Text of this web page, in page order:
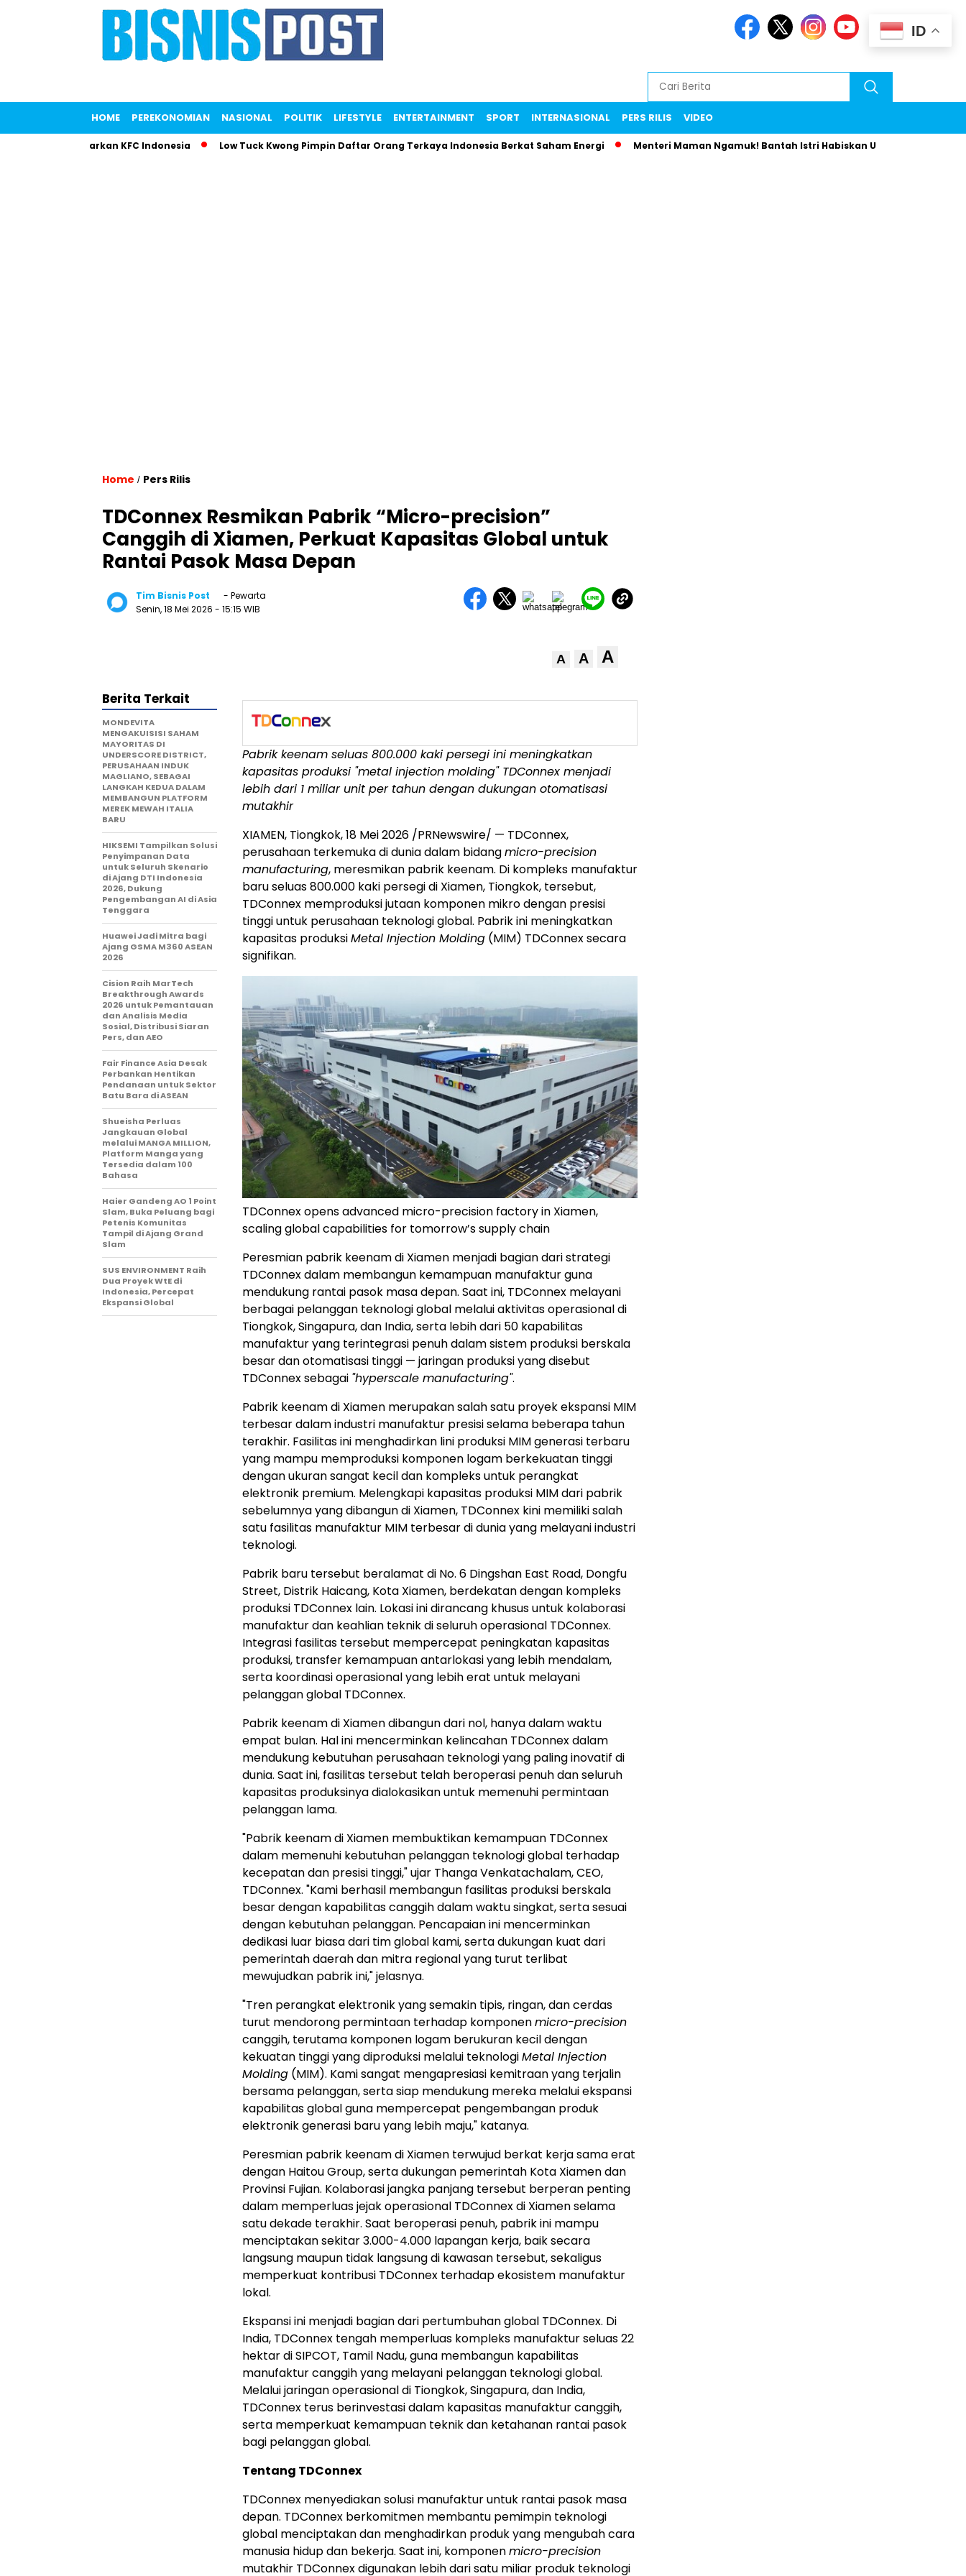
HOME PEREKONOMIAN NASIONAL POLITIK LIFESTYLE ENTERTAINMENT SPORT INTERNASIONAL PERS RILIS VIDEO
Gemparkan KFC Indonesia Low Tuck Kwong Pimpin Daftar Orang Terkaya Indonesia Berkat Saham Energi Menteri Maman Ngamuk! Bantah Istri Habiskan Uang Negara Liburan ke
Home / Pers Rilis
TDConnex Resmikan Pabrik “Micro-precision”
Canggih di Xiamen, Perkuat Kapasitas Global untuk
Rantai Pasok Masa Depan
Tim Bisnis Post
- Pewarta
Senin, 18 Mei 2026 - 15:15 WIB
A A A
Pabrik keenam seluas 800.000 kaki persegi ini meningkatkan
kapasitas produksi "metal injection molding" TDConnex menjadi
lebih dari 1 miliar unit per tahun dengan dukungan otomatisasi
mutakhir
XIAMEN, Tiongkok, 18 Mei 2026 /PRNewswire/ — TDConnex,
perusahaan terkemuka di dunia dalam bidangmicro-precision
manufacturing, meresmikan pabrik keenam. Di kompleks manufaktur
baru seluas 800.000 kaki persegi di Xiamen, Tiongkok, tersebut,
TDConnex memproduksi jutaan komponen mikro dengan presisi
tinggi untuk perusahaan teknologi global. Pabrik ini meningkatkan
kapasitas produksiMetal Injection Molding (MIM) TDConnex secara
signifikan.
TDConnex opens advanced micro-precision factory in Xiamen,
scaling global capabilities for tomorrow’s supply chain
Peresmian pabrik keenam di Xiamen menjadi bagian dari strategi
TDConnex dalam membangun kemampuan manufaktur guna
mendukung rantai pasok masa depan. Saat ini, TDConnex melayani
berbagai pelanggan teknologi global melalui aktivitas operasional di
Tiongkok, Singapura, dan India, serta lebih dari 50 kapabilitas
manufaktur yang terintegrasi penuh dalam sistem produksi berskala
besar dan otomatisasi tinggi — jaringan produksi yang disebut
TDConnex sebagai "hyperscale manufacturing".
Pabrik keenam di Xiamen merupakan salah satu proyek ekspansi MIM
terbesar dalam industri manufaktur presisi selama beberapa tahun
terakhir. Fasilitas ini menghadirkan lini produksi MIM generasi terbaru
yang mampu memproduksi komponen logam berkekuatan tinggi
dengan ukuran sangat kecil dan kompleks untuk perangkat
elektronik premium. Melengkapi kapasitas produksi MIM dari pabrik
sebelumnya yang dibangun di Xiamen, TDConnex kini memiliki salah
satu fasilitas manufaktur MIM terbesar di dunia yang melayani industri
teknologi.
Pabrik baru tersebut beralamat di No. 6 Dingshan East Road, Dongfu
Street, Distrik Haicang, Kota Xiamen, berdekatan dengan kompleks
produksi TDConnex lain. Lokasi ini dirancang khusus untuk kolaborasi
manufaktur dan keahlian teknik di seluruh operasional TDConnex.
Integrasi fasilitas tersebut mempercepat peningkatan kapasitas
produksi, transfer kemampuan antarlokasi yang lebih mendalam,
serta koordinasi operasional yang lebih erat untuk melayani
pelanggan global TDConnex.
Pabrik keenam di Xiamen dibangun dari nol, hanya dalam waktu
empat bulan. Hal ini mencerminkan kelincahan TDConnex dalam
mendukung kebutuhan perusahaan teknologi yang paling inovatif di
dunia. Saat ini, fasilitas tersebut telah beroperasi penuh dan seluruh
kapasitas produksinya dialokasikan untuk memenuhi permintaan
pelanggan lama.
"Pabrik keenam di Xiamen membuktikan kemampuan TDConnex
dalam memenuhi kebutuhan pelanggan teknologi global terhadap
kecepatan dan presisi tinggi," ujar Thanga Venkatachalam, CEO,
TDConnex. "Kami berhasil membangun fasilitas produksi berskala
besar dengan kapabilitas canggih dalam waktu singkat, serta sesuai
dengan kebutuhan pelanggan. Pencapaian ini mencerminkan
dedikasi luar biasa dari tim global kami, serta dukungan kuat dari
pemerintah daerah dan mitra regional yang turut terlibat
mewujudkan pabrik ini," jelasnya.
"Tren perangkat elektronik yang semakin tipis, ringan, dan cerdas
turut mendorong permintaan terhadap komponenmicro-precision
canggih, terutama komponen logam berukuran kecil dengan
kekuatan tinggi yang diproduksi melalui teknologiMetal Injection
Molding (MIM). Kami sangat mengapresiasi kemitraan yang terjalin
bersama pelanggan, serta siap mendukung mereka melalui ekspansi
kapabilitas global guna mempercepat pengembangan produk
elektronik generasi baru yang lebih maju," katanya.
Peresmian pabrik keenam di Xiamen terwujud berkat kerja sama erat
dengan Haitou Group, serta dukungan pemerintah Kota Xiamen dan
Provinsi Fujian. Kolaborasi jangka panjang tersebut berperan penting
dalam memperluas jejak operasional TDConnex di Xiamen selama
satu dekade terakhir. Saat beroperasi penuh, pabrik ini mampu
menciptakan sekitar 3.000-4.000 lapangan kerja, baik secara
langsung maupun tidak langsung di kawasan tersebut, sekaligus
memperkuat kontribusi TDConnex terhadap ekosistem manufaktur
lokal.
Ekspansi ini menjadi bagian dari pertumbuhan global TDConnex. Di
India, TDConnex tengah memperluas kompleks manufaktur seluas 22
hektar di SIPCOT, Tamil Nadu, guna membangun kapabilitas
manufaktur canggih yang melayani pelanggan teknologi global.
Melalui jaringan operasional di Tiongkok, Singapura, dan India,
TDConnex terus berinvestasi dalam kapasitas manufaktur canggih,
serta memperkuat kemampuan teknik dan ketahanan rantai pasok
bagi pelanggan global.
Tentang TDConnex
TDConnex menyediakan solusi manufaktur untuk rantai pasok masa
depan. TDConnex berkomitmen membantu pemimpin teknologi
global menciptakan dan menghadirkan produk yang mengubah cara
manusia hidup dan bekerja. Saat ini, komponenmicro-precision
mutakhir TDConnex digunakan lebih dari satu miliar produk teknologi
Berita Terkait
MONDEVITA
MENGAKUISISI SAHAM
MAYORITAS DI
UNDERSCORE DISTRICT,
PERUSAHAAN INDUK
MAGLIANO, SEBAGAI
LANGKAH KEDUA DALAM
MEMBANGUN PLATFORM
MEREK MEWAH ITALIA
BARU
HIKSEMI Tampilkan Solusi
Penyimpanan Data
untuk Seluruh Skenario
di Ajang DTI Indonesia
2026, Dukung
Pengembangan AI di Asia
Tenggara
Huawei Jadi Mitra bagi
Ajang GSMA M360 ASEAN
2026
Cision Raih MarTech
Breakthrough Awards
2026 untuk Pemantauan
dan Analisis Media
Sosial, Distribusi Siaran
Pers, dan AEO
Fair Finance Asia Desak
Perbankan Hentikan
Pendanaan untuk Sektor
Batu Bara di ASEAN
Shueisha Perluas
Jangkauan Global
melalui MANGA MILLION,
Platform Manga yang
Tersedia dalam 100
Bahasa
Haier Gandeng AO 1 Point
Slam, Buka Peluang bagi
Petenis Komunitas
Tampil di Ajang Grand
Slam
SUS ENVIRONMENT Raih
Dua Proyek WtE di
Indonesia, Percepat
Ekspansi Global
ID